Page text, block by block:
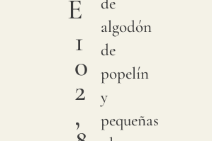
E
1
0
2
,
algodón
de
popelín
y
pequeñas